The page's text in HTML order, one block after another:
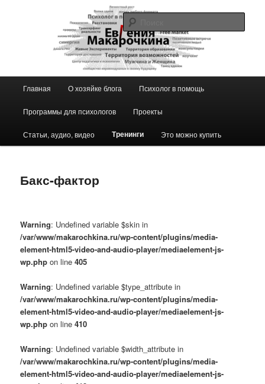
Блог ЕвГении Макарочкиной
Главная О хозяйке блога Психолог в помощь
Программы для психологов Проекты
Статьи, аудио, видео Тренинги Это можно купить
Бакс-фактор
Warning: Undefined variable $skin in
/var/www/makarochkina.ru/wp-content/plugins/media-
element-html5-video-and-audio-player/mediaelement-js-
wp.php on line405
Warning: Undefined variable $type_attribute in
/var/www/makarochkina.ru/wp-content/plugins/media-
element-html5-video-and-audio-player/mediaelement-js-
wp.php on line410
Warning: Undefined variable $width_attribute in
/var/www/makarochkina.ru/wp-content/plugins/media-
element-html5-video-and-audio-player/mediaelement-js-